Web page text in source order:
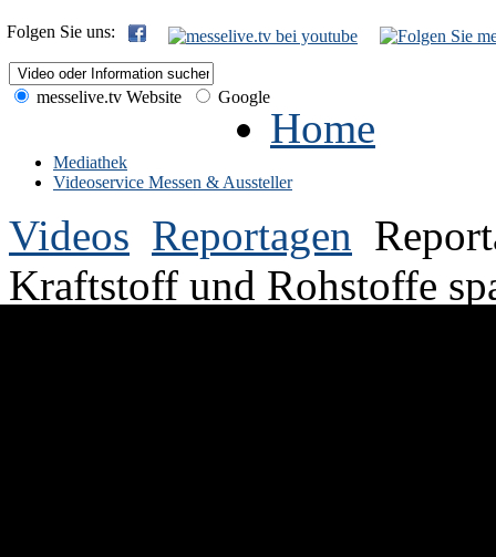
Folgen Sie uns:
messelive.tv Website Google
Home
Mediathek
Videoservice Messen & Aussteller
Videos Reportagen
Kraftstoff und Rohstoffe